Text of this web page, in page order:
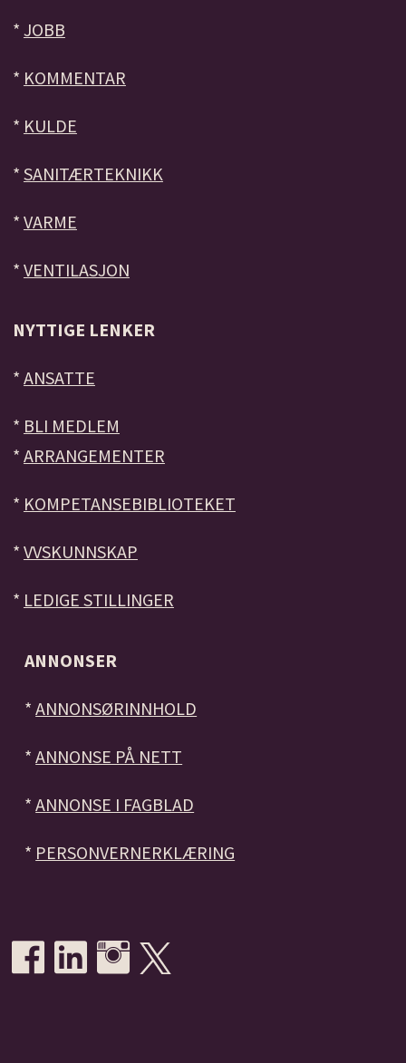
* JOBB
* KOMMENTAR
* KULDE
* SANITÆRTEKNIKK
* VARME
* VENTILASJON
NYTTIGE LENKER
* ANSATTE
* BLI MEDLEM
* ARRANGEMENTER
* KOMPETANSEBIBLIOTEKET
* VVSKUNNSKAP
* LEDIGE STILLINGER
ANNONSER
*ANNONSØRINNHOLD
*ANNONSE PÅ NETT
*ANNONSE I FAGBLAD
* PERSONVERNERKLÆRING